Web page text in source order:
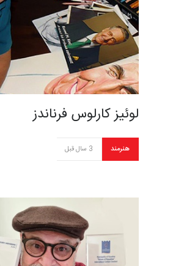
لوئیز کارلوس فرناندز
هنرمند 3 سال قبل